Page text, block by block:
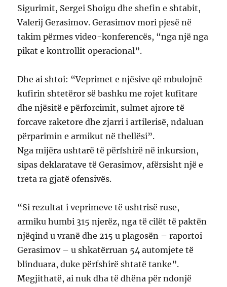
Sigurimit, Sergei Shoigu dhe shefin e shtabit,
Valerij Gerasimov. Gerasimov mori pjesë në
takim përmes video-konferencës, “nga një nga
pikat e kontrollit operacional”.
Dhe ai shtoi: “Veprimet e njësive që mbulojnë
kufirin shtetëror së bashku me rojet kufitare
dhe njësitë e përforcimit, sulmet ajrore të
forcave raketore dhe zjarri i artilerisë, ndaluan
përparimin e armikut në thellësi”.
Nga mijëra ushtarë të përfshirë në inkursion,
sipas deklaratave të Gerasimov, afërsisht një e
treta ra gjatë ofensivës.
“Si rezultat i veprimeve të ushtrisë ruse,
armiku humbi 315 njerëz, nga të cilët të paktën
njëqind u vranë dhe 215 u plagosën – raportoi
Gerasimov – u shkatërruan 54 automjete të
blinduara, duke përfshirë shtatë tanke”.
Megjithatë, ai nuk dha të dhëna për ndonjë